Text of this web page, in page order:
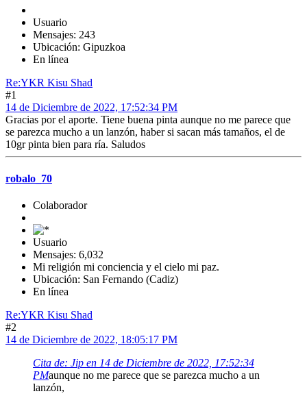
Usuario
Mensajes: 243
Ubicación: Gipuzkoa
En línea
Re:YKR Kisu Shad
#1
14 de Diciembre de 2022, 17:52:34 PM
Gracias por el aporte. Tiene buena pinta aunque no me parece que
se parezca mucho a un lanzón, haber si sacan más tamaños, el de
10gr pinta bien para ría. Saludos
robalo_70
Colaborador
Usuario
Mensajes: 6,032
Mi religión mi conciencia y el cielo mi paz.
Ubicación: San Fernando (Cadiz)
En línea
Re:YKR Kisu Shad
#2
14 de Diciembre de 2022, 18:05:17 PM
Cita de: Jip en 14 de Diciembre de 2022, 17:52:34
PMaunque no me parece que se parezca mucho a un
lanzón,